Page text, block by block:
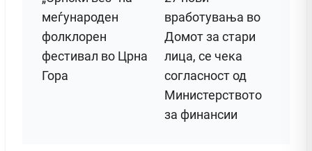
меѓународен
фолклорен
фестивал во Црна
Гора
вработувања во
Домот за стари
лица, се чека
согласност од
Министерството
за финансии